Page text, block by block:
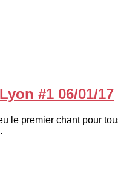
#1 06/01/17
le premier chant pour